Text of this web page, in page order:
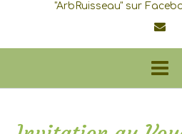
"ArbRuisseau" sur